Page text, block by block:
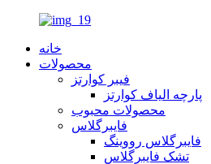
خانه
محصولات
فیبر کوارتز
پارچه الیاف کوارتز
محصولات محبوب
فایبرگلاس
فایبرگلاس رووینگ
تشک فایبرگلاس